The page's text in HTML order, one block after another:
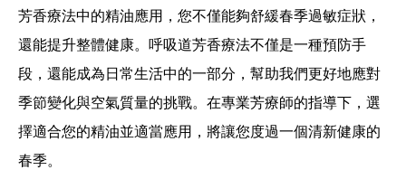
芳香療法中的精油應用，您不僅能夠舒緩春季過敏症狀，
還能提升整體健康。呼吸道芳香療法不僅是一種預防手
段，還能成為日常生活中的一部分，幫助我們更好地應對
季節變化與空氣質量的挑戰。在專業芳療師的指導下，選
擇適合您的精油並適當應用，將讓您度過一個清新健康的
春季。